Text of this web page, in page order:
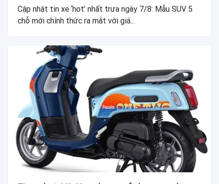
Cập nhật tin xe ‘hot’ nhất trưa ngày 7/8: Mẫu SUV 5
chỗ mới chính thức ra mắt với giá...